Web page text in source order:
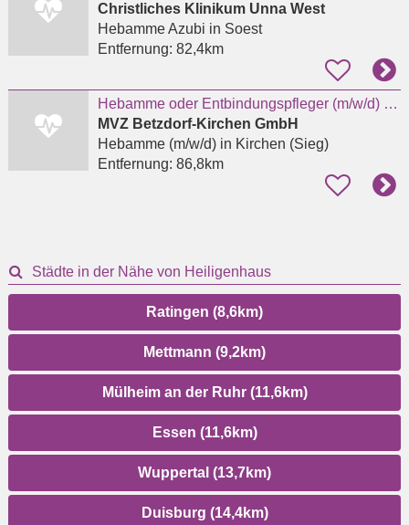
Christliches Klinikum Unna West
Hebamme Azubi in Soest
Entfernung: 82,4km
Hebamme oder Entbindungspfleger (m/w/d) für das Kreißsaal-Team in Kirchen
MVZ Betzdorf-Kirchen GmbH
Hebamme (m/w/d)in Kirchen (Sieg)
Entfernung: 86,8km
Städte in der Nähe von Heiligenhaus
Ratingen (8,6km)
Mettmann (9,2km)
Mülheim an der Ruhr (11,6km)
Essen (11,6km)
Wuppertal (13,7km)
Duisburg (14,4km)